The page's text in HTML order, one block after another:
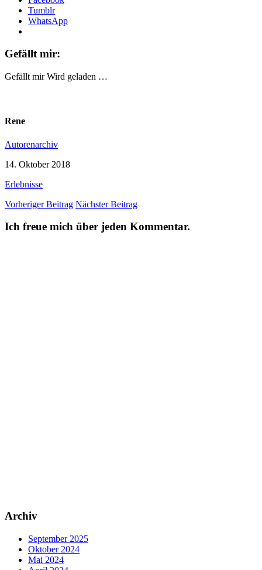
Tumblr
WhatsApp
Gefällt mir:
Gefällt mir Wird geladen …
Rene
Autorenarchiv
14. Oktober 2018
Erlebnisse
Vorheriger Beitrag Nächster Beitrag
Ich freue mich über jeden Kommentar.
Archiv
September 2025
Oktober 2024
Mai 2024